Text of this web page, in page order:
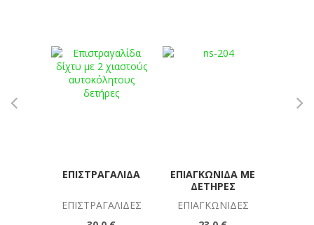
ΕΠΙΣΤΡΑΓΑΛΊΔΑ
ΕΠΙΣΤΡΑΓΑΛΊΔΕΣ
ΕΠΙΑΓΚΩΝΊΔΑ ΜΕ
ΔΕΤΉΡΕΣ
ΕΠΙΑΓΚΩΝΊΔΕΣ